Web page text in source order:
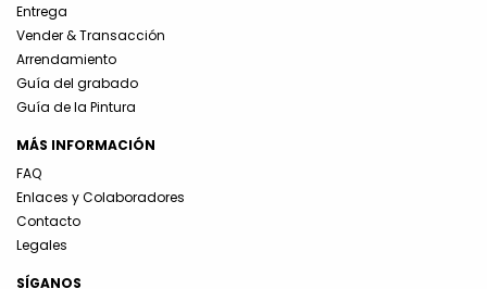
Entrega
Vender & Transacción
Arrendamiento
Guía del grabado
Guía de la Pintura
MÁS INFORMACIÓN
FAQ
Enlaces y Colaboradores
Contacto
Legales
SÍGANOS